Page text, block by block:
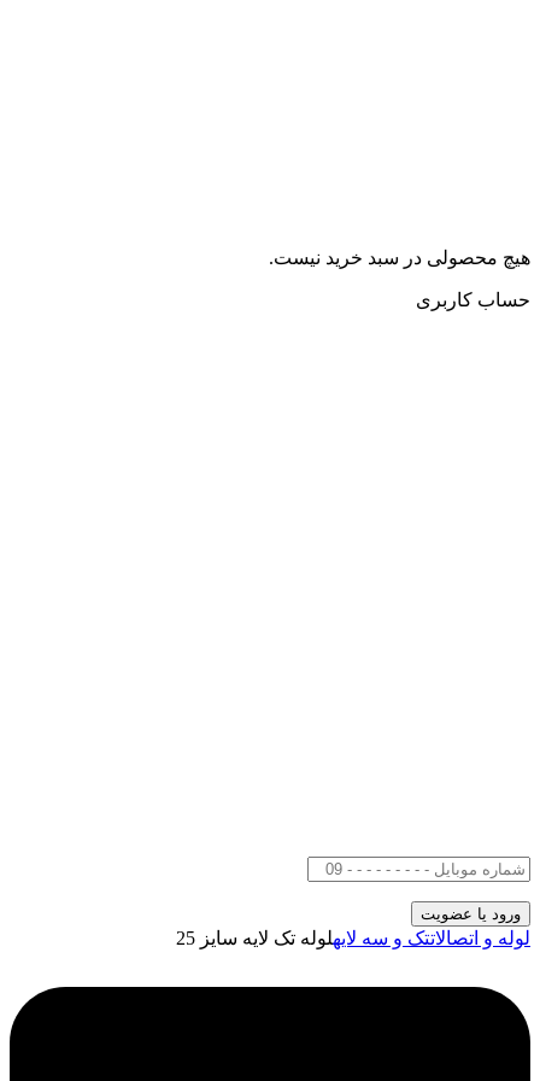
هیچ محصولی در سبد خرید نیست.
حساب کاربری
لوله و اتصالاتتک و سه لایهلوله تک لایه سایز 25